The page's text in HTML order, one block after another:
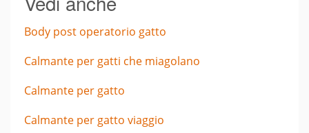
Body post operatorio gatto
Calmante per gatti che miagolano
Calmante per gatto
Calmante per gatto viaggio